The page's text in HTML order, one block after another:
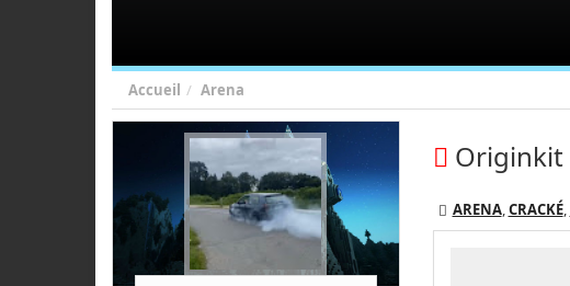
Accueil Arena
Originkit
ARENA,CRACKÉ,